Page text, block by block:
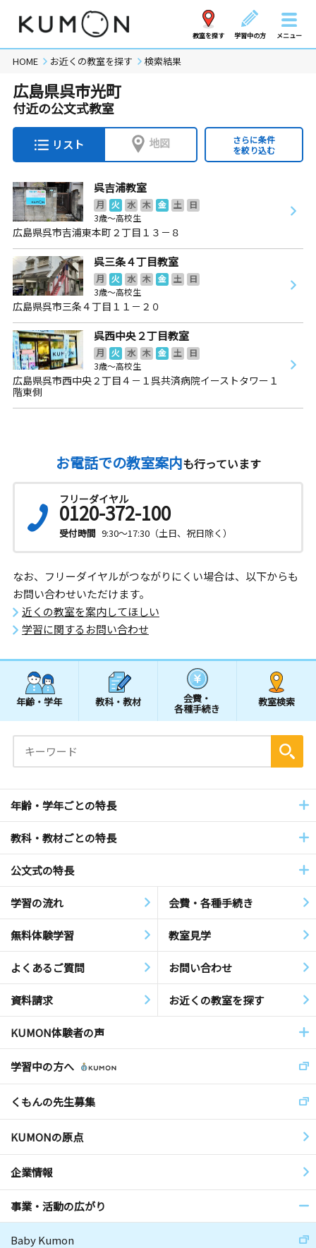
教室を探す 学習中の方 メニュー
HOME お近くの教室を探す 検索結果
広島県呉市光町
付近の公文式教室
リスト 地図
さらに条件
を絞り込む
呉吉浦教室
月 火 水 木 金 土
日
3歳～高校生
広島県呉市吉浦東本町２丁目１３－８
呉三条４丁目教室
月 火 水 木 金 土
日
3歳～高校生
広島県呉市三条４丁目１１－２０
呉西中央２丁目教室
月 火 水 木 金 土
日
3歳～高校生
広島県呉市西中央２丁目４－１呉共済病院イーストタワー１
階東側
お電話での教室案内も行っています
フリーダイヤル
0120-372-100
受付時間 9:30～17:30（土日、祝日除く）
なお、フリーダイヤルがつながりにくい場合は、以下からも
お問い合わせいただけます。
近くの教室を案内してほしい
学習に関するお問い合わせ
年齢・学年 教科・教材 会費・
各種手続き
教室検索
年齢・学年ごとの特長
教科・教材ごとの特長
公文式の特長
学習の流れ 会費・各種手続き
無料体験学習 教室見学
よくあるご質問 お問い合わせ
資料請求 お近くの教室を探す
KUMON体験者の声
学習中の方へ
くもんの先生募集
KUMONの原点
企業情報
事業・活動の広がり
Baby Kumon